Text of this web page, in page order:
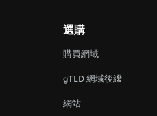
選購
購買網域
gTLD 網域後綴
網站